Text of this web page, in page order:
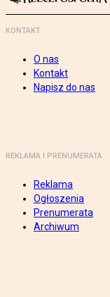
KONTAKT
O nas
Kontakt
Napisz do nas
REKLAMA I PRENUMERATA
Reklama
Ogłoszenia
Prenumerata
Archiwum